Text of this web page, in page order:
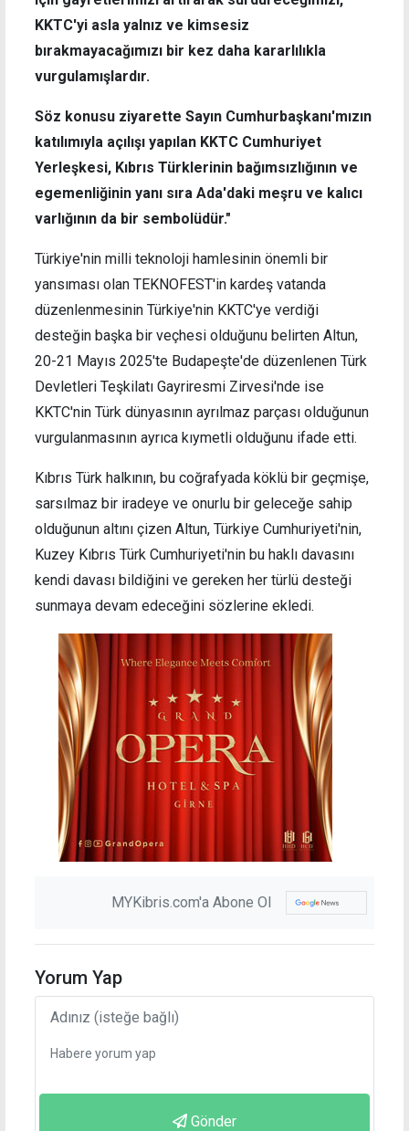
KKTC'yi asla yalnız ve kimsesiz
bırakmayacağımızı bir kez daha kararlılıkla
vurgulamışlardır.
Söz konusu ziyarette Sayın Cumhurbaşkanı'mızın
katılımıyla açılışı yapılan KKTC Cumhuriyet
Yerleşkesi, Kıbrıs Türklerinin bağımsızlığının ve
egemenliğinin yanı sıra Ada'daki meşru ve kalıcı
varlığının da bir sembolüdür."
Türkiye'nin milli teknoloji hamlesinin önemli bir
yansıması olan TEKNOFEST'in kardeş vatanda
düzenlenmesinin Türkiye'nin KKTC'ye verdiği
desteğin başka bir veçhesi olduğunu belirten Altun,
20-21 Mayıs 2025'te Budapeşte'de düzenlenen Türk
Devletleri Teşkilatı Gayriresmi Zirvesi'nde ise
KKTC'nin Türk dünyasının ayrılmaz parçası olduğunun
vurgulanmasının ayrıca kıymetli olduğunu ifade etti.
Kıbrıs Türk halkının, bu coğrafyada köklü bir geçmişe,
sarsılmaz bir iradeye ve onurlu bir geleceğe sahip
olduğunun altını çizen Altun, Türkiye Cumhuriyeti'nin,
Kuzey Kıbrıs Türk Cumhuriyeti'nin bu haklı davasını
kendi davası bildiğini ve gereken her türlü desteği
sunmaya devam edeceğini sözlerine ekledi.
MYKibris.com'a Abone Ol
Yorum Yap
Gönder